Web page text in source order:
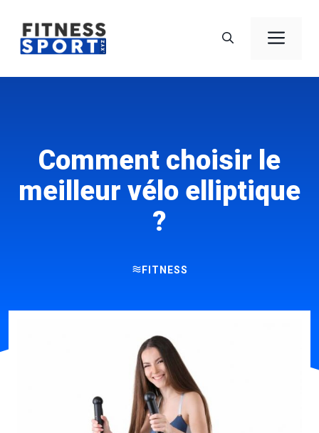
contenu
Comment choisir le
meilleur vélo elliptique
?
FITNESS